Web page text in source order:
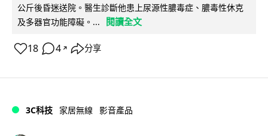
公斤後昏迷送院。醫生診斷他患上尿源性膿毒症、膿毒性休克
及多器官功能障礙。...
閱讀全文
18 4 ↗ 分享
3C科技 家居無線 影音產品